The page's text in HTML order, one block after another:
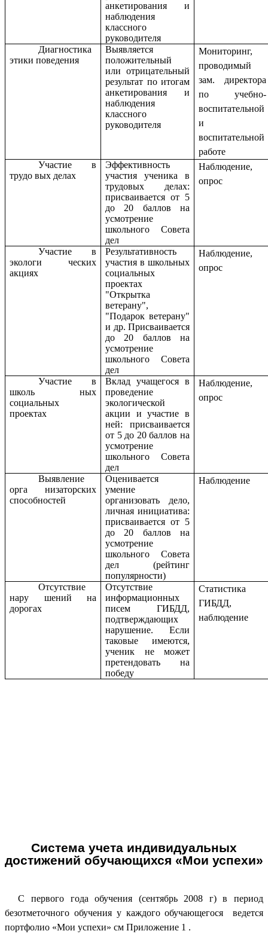
анкетирования и
наблюдения
классного
руководителя
Диагностика
этики поведения
Выявляется
положительный
или отрицательный
результат по итогам
анкетирования и
наблюдения
классного
руководителя
Мониторинг,
проводимый
зам. директора
по учебно-
воспитательной
и
воспитательной
работе
Участие в
трудо вых делах
Эффективность
участия ученика в
трудовых делах:
присваивается от 5
до 20 баллов на
усмотрение
школьного Совета
дел
Наблюдение,
опрос
Участие в
экологи ческих
акциях
Результативность
участия в школьных
социальных
проектах
"Открытка
ветерану",
"Подарок ветерану"
и др. Присваивается
до 20 баллов на
усмотрение
школьного Совета
дел
Наблюдение,
опрос
Участие в
школь ных
социальных
проектах
Вклад учащегося в
проведение
экологической
акции и участие в
ней: присваивается
от 5 до 20 баллов на
усмотрение
школьного Совета
дел
Наблюдение,
опрос
Выявление
орга низаторских
способностей
Оценивается
умение
организовать дело,
личная инициатива:
присваивается от 5
до 20 баллов на
усмотрение
школьного Совета
дел (рейтинг
популярности)
Наблюдение
Отсутствие
нару шений на
дорогах
Отсутствие
информационных
писем ГИБДД,
подтверждающих
нарушение. Если
таковые имеются,
ученик не может
претендовать на
победу
Статистика
ГИБДД,
наблюдение
Система учета индивидуальных
достижений обучающихся «Мои успехи»
С первого года обучения (сентябрь 2008 г) в период
безотметочного обучения у каждого обучающегося ведется
портфолио «Мои успехи» см Приложение 1 .